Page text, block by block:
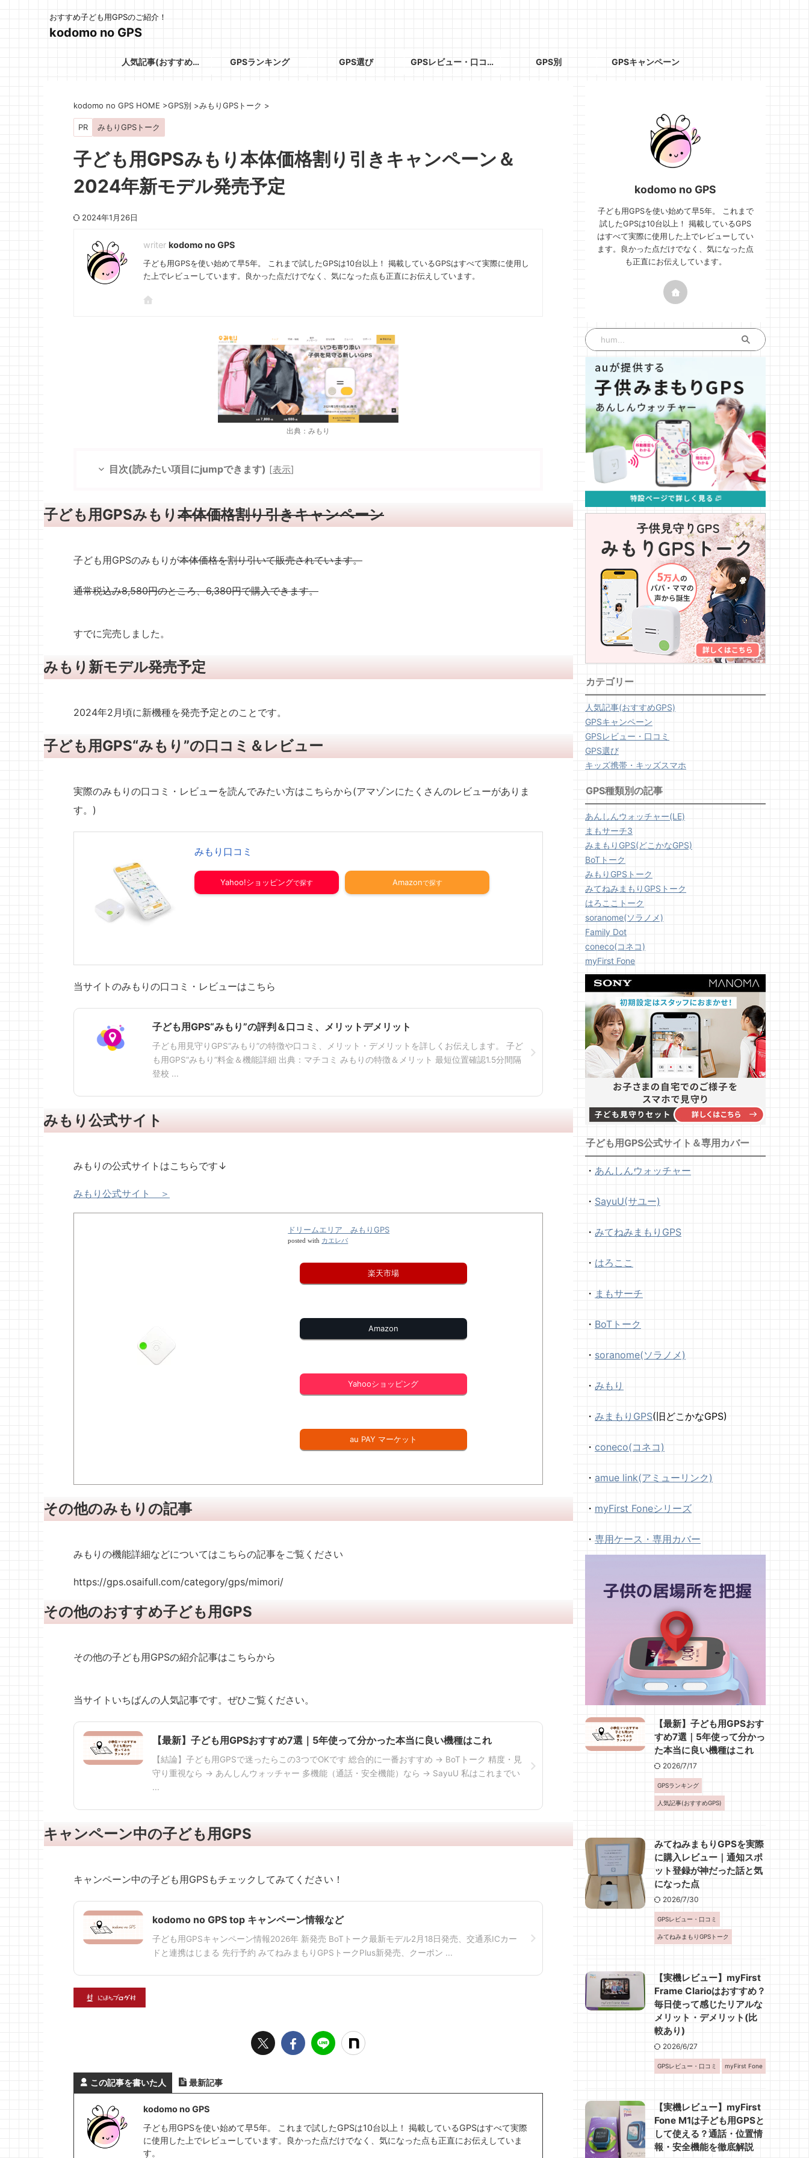
おすすめ子ども用GPSのご紹介！
kodomo no GPS
人気記事(おすすめGPS) GPSランキング GPS選び GPSレビュー・口コミ GPS別 GPSキャンペーン
kodomo no GPS HOME >GPS別 >みもりGPSトーク >
PR みもりGPSトーク
子ども用GPSみもり本体価格割り引きキャンペーン＆
2024年新モデル発売予定
2024年1月26日
kodomo no GPS
子ども用GPSを使い始めて早5年。 これまで試したGPSは10台以上！ 掲載しているGPSはすべて実際に使用し
た上でレビューしています。良かった点だけでなく、気になった点も正直にお伝えしています。
出典：みもり
目次(読みたい項目にjumpできます) [表示]
子ども用GPSみもり 本体価格割り引きキャンペーン
子ども用GPSのみもりが本体価格を割り引いて販売されています。
通常税込み8,580円のところ、6,380円で購入できます。
すでに完売しました。
みもり新モデル発売予定
2024年2月頃に新機種を発売予定とのことです。
子ども用GPS“みもり”の口コミ＆レビュー
実際のみもりの口コミ・レビューを読んでみたい方はこちらから(アマゾンにたくさんのレビューがありま
す。)
みもり口コミ
Yahoo!ショッピング Amazon
当サイトのみもりの口コミ・レビューはこちら
子ども用GPS“みもり”の評判＆口コミ、メリットデメリット
子ども用見守りGPS“みもり”の特徴や口コミ、メリット・デメリットを詳しくお伝えします。 子ど
も用GPS“みもり”料金＆機能詳細 出典：マチコミ みもりの特徴＆メリット 最短位置確認1.5分間隔
登校 ...
みもり公式サイト
みもりの公式サイトはこちらです↓
みもり公式サイト ＞
ドリームエリア みもりGPS
posted with カエレバ
楽天市場
Amazon
Yahooショッピング
au PAY マーケット
その他のみもりの記事
みもりの機能詳細などについてはこちらの記事をご覧ください
https://gps.osaifull.com/category/gps/mimori/
その他のおすすめ子ども用GPS
その他の子ども用GPSの紹介記事はこちらから
当サイトいちばんの人気記事です。ぜひご覧ください。
【最新】子ども用GPSおすすめ7選｜5年使って分かった本当に良い機種はこれ
【結論】子ども用GPSで迷ったらこの3つでOKです 総合的に一番おすすめ → BoTトーク 精度・見
守り重視なら → あんしんウォッチャー 多機能（通話・安全機能）なら → SayuU 私はこれまでい
...
キャンペーン中の子ども用GPS
キャンペーン中の子ども用GPSもチェックしてみてください！
kodomo no GPS top キャンペーン情報など
子ども用GPSキャンペーン情報2026年 新発売 BoTトーク最新モデル2月18日発売、交通系ICカー
ドと連携はじまる 先行予約 みてねみまもりGPSトークPlus新発売、クーポン ...
この記事を書いた人 最新記事
kodomo no GPS
子ども用GPSを使い始めて早5年。 これまで試したGPSは10台以上！ 掲載しているGPSはすべて実際
に使用した上でレビューしています。良かった点だけでなく、気になった点も正直にお伝えしていま
す。
kodomo no GPS
子ども用GPSを使い始めて早5年。 これまで
試したGPSは10台以上！ 掲載しているGPS
はすべて実際に使用した上でレビューしてい
ます。良かった点だけでなく、気になった点
も正直にお伝えしています。
カテゴリー
人気記事(おすすめGPS)
GPSキャンペーン
GPSレビュー・口コミ
GPS選び
キッズ携帯・キッズスマホ
GPS種類別の記事
あんしんウォッチャー(LE)
まもサーチ3
みまもりGPS(どこかなGPS)
BoTトーク
みもりGPSトーク
みてねみまもりGPSトーク
はろここトーク
soranome(ソラノメ)
Family Dot
coneco(コネコ)
myFirst Fone
子ども用GPS公式サイト＆専用カバー
・ あんしんウォッチャー
・ SayuU(サユー)
・ みてねみまもりGPS
・ はろここ
・ まもサーチ
・ BoTトーク
・ soranome(ソラノメ)
・ みもり
・ みまもりGPS(旧どこかなGPS)
・ coneco(コネコ)
・ amue link(アミューリンク)
・ myFirst Foneシリーズ
・ 専用ケース・専用カバー
【最新】子ども用GPSおす
すめ7選｜5年使って分かっ
た本当に良い機種はこれ
2026/7/17
GPSランキング
人気記事(おすすめGPS)
みてねみまもりGPSを実際
に購入レビュー｜通知スポ
ット登録が神だった話と気
になった点
2026/7/30
GPSレビュー・口コミ
みてねみまもりGPSトーク
【実機レビュー】myFirst
Frame Clarioはおすすめ？
毎日使って感じたリアルな
メリット・デメリット(比
較あり)
2026/6/27
GPSレビュー・口コミ myFirst Fone
【実機レビュー】myFirst
Fone M1は子ども用GPSと
して使える？通話・位置情
報・安全機能を徹底解説